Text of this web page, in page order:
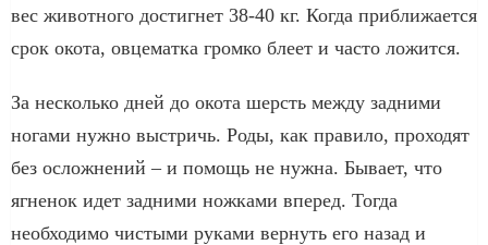
вес животного достигнет 38-40 кг. Когда приближается
срок окота, овцематка громко блеет и часто ложится.
За несколько дней до окота шерсть между задними
ногами нужно выстричь. Роды, как правило, проходят
без осложнений – и помощь не нужна. Бывает, что
ягненок идет задними ножками вперед. Тогда
необходимо чистыми руками вернуть его назад и